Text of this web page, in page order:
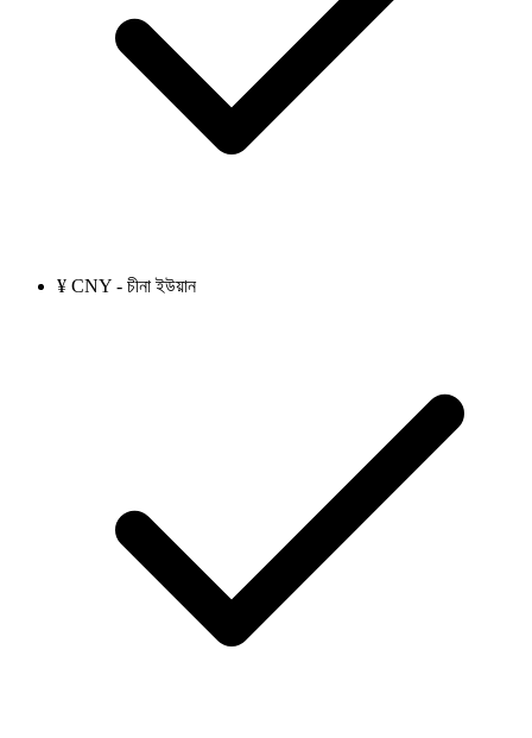
¥ CNY - চীনা ইউয়ান